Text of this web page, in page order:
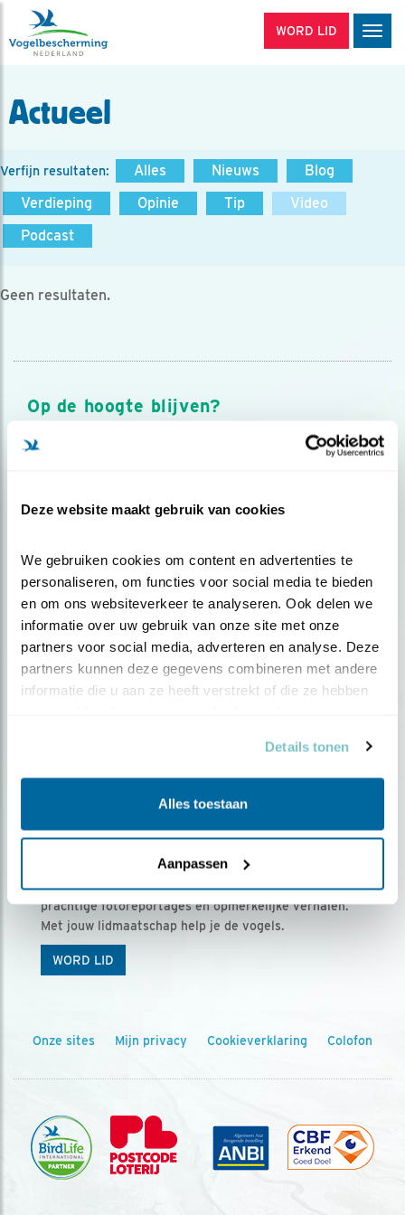
Deze website maakt gebruik van cookies
We gebruiken cookies om content en advertenties te
personaliseren, om functies voor social media te bieden
en om ons websiteverkeer te analyseren. Ook delen we
informatie over uw gebruik van onze site met onze
partners voor social media, adverteren en analyse. Deze
partners kunnen deze gegevens combineren met andere
informatie die u aan ze heeft verstrekt of die ze hebben
Details tonen
Alles toestaan
Aanpassen
WORD LID
Actueel
Verfijn resultaten: Alles Nieuws
Blog
Verdieping
Opinie Tip
Video
Podcast
Geen resultaten.
Op de hoogte blijven?
Meld je aan en ontvang nieuws, inspiratie, acties en tips
over vogels en activiteiten van Vogelbescherming.
Ontvang 5 x Vogels voor € 36,00 per jaar
Vogels is het tijdschrift voor onze leden, met
prachtige fotoreportages en opmerkelijke verhalen.
Met jouw lidmaatschap help je de vogels.
WORD LID
Onze sites Mijn privacy Cookieverklaring Colofon